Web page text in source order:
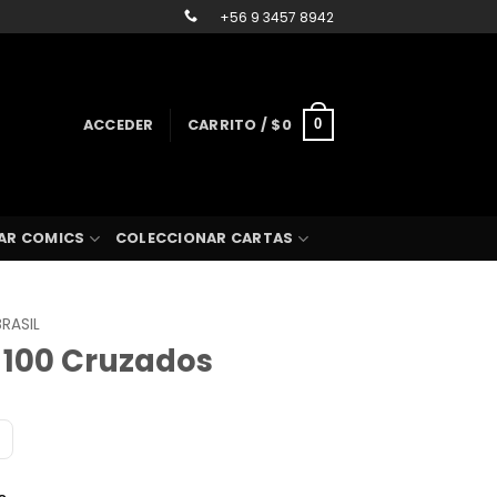
+56 9 3457 8942
ACCEDER CARRITO / $0 0
COMICS COLECCIONAR CARTAS
Cruzados